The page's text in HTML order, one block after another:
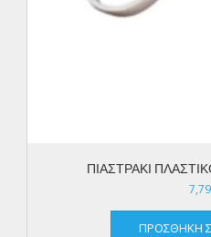
ΠΙΑΣΤΡΑΚΙ
7,79
ΠΡΟΣΘΉΚΗ